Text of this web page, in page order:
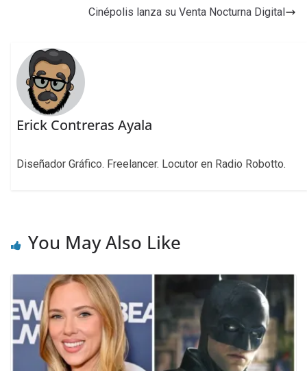
Cinépolis lanza su Venta Nocturna Digital
Erick Contreras Ayala
Diseñador Gráfico. Freelancer. Locutor en Radio Robotto.
You May Also Like